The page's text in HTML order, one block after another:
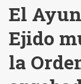
El
Ejido
la